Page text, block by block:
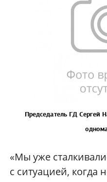
Председатель ГД Сергей
«Мы уже
с ситуацией, когда